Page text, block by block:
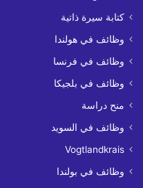
كتابة سيرة ذاتية
وظائف في هولندا
وظائف في فرنسا
وظائف في بلجيكا
منح دراسة
وظائف في السويد
Vogtlandkrais
وظائف في بولندا